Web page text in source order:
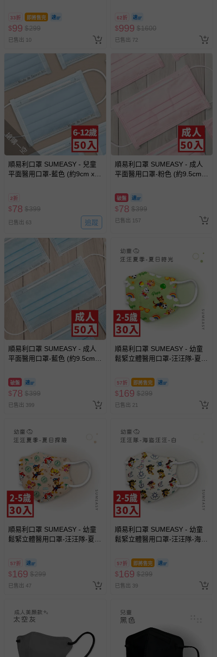
已拆封之以下類型商品：
-個人衛生用品（例如尿布、貼身衣物、泳裝、襪子、地
-新生兒親膚衣物（嬰幼兒包巾與背巾、包屁衣、學習
褲、紗布衣等）。
-接觸性孕哺產品（奶嘴、奶瓶、擠乳器、哺乳衣、托腹
帶束縛衣、餐搖椅等）。
-其他原廠盒裝商品封口處已貼上「不可拆封」，或具警
示字句等說明貼紙、封條者。
國際航空、客運、訂房等服務。
相關的退換貨辦理流程，可詳見： 退換貨 & 退款問題
其他常見問題：
區，可能會無法配送，或須依據商品需加收離島運費。廠商
亦保留出貨與否的權利。離島、偏遠地區、樓層親送等加價
費用，可能會另需加收。
商品實際的配達日期，可於訂單個人資料內的查詢訂單內，
已出貨通知之訊息為主。
如您收到商品，請依正常流程檢查是否完好，若商品遇瑕疵
情形，您可申請更換新品或退貨，請見：退貨的辦理流程
若您對於會員帳號、商品訂購與資訊、購物流程、付款方
式、折價券與購物金的使用、退貨及商品運送方式等有疑
問，你可詳見： 媽咪愛客服中心。
預購商品：預購為海外同步代購，遇缺貨即會通知媽咪並協
助取消退款事宜。
商品如因「價格、組合」等錯誤原因，導致無法安排出貨，
會主動以簡訊及mail通知訂單取消事宜，並將提供適當補
用)-30入
33折 即將售完
$99 $299
已售出 10
換，贈送券現場領取)-效期至
2026/10/16 正券逾期視同現金
券使用
62折
$999 $1600
已售出 72
搶購一空
順易利口罩 SUMEASY - 兒童
平面醫用口罩-藍色 (約9cm x
2折
$78 $399
已售出 63 追蹤
順易利口罩 SUMEASY - 成人
平面醫用口罩-粉色 (約9.5cm x
破盤
$78 $399
已售出 157
順易利口罩 SUMEASY - 成人
平面醫用口罩-藍色 (約9.5cm x
破盤
$78 $399
已售出 399
順易利口罩 SUMEASY - 幼童
鬆緊立體醫用口罩-汪汪隊-夏日
5%，3-5歲適用)-30入
57折 即將售完
$169 $299
已售出 21
順易利口罩 SUMEASY - 幼童
鬆緊立體醫用口罩-汪汪隊-夏日
5% ，1-5歲適用)-30入
57折
$169 $299
已售出 47
順易利口罩 SUMEASY - 幼童
鬆緊立體醫用口罩-汪汪隊-海盜
11.2cm ± 5% ，3-5歲適用)-30
57折 即將售完
$169 $299
已售出 39